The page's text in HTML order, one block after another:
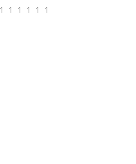
1-1-1-1-1